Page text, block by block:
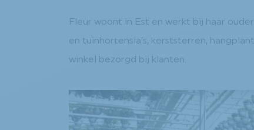
Fleur woont in Est en werkt bij haar
en tuinhortensia’s, kerststerren,
winkel bezorgd bij klanten.